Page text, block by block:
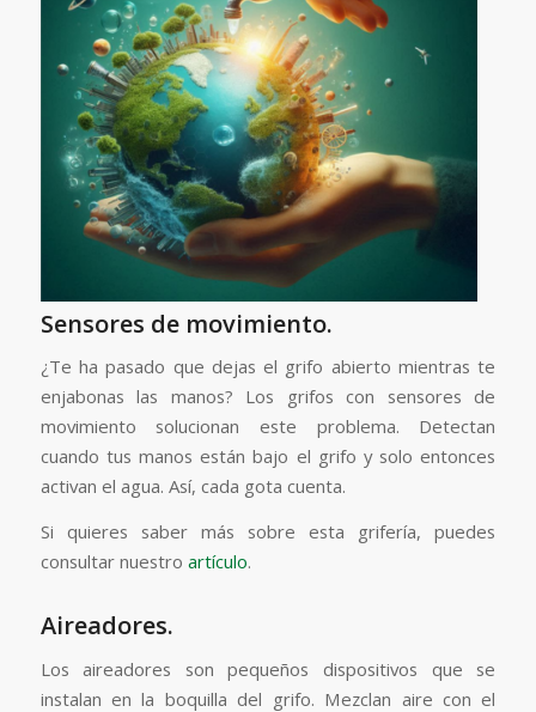
Sensores de movimiento.
¿Te ha pasado que dejas el grifo abierto mientras te
enjabonas las manos? Los grifos con sensores de
movimiento solucionan este problema. Detectan
cuando tus manos están bajo el grifo y solo entonces
activan el agua. Así, cada gota cuenta.
Si quieres saber más sobre esta grifería, puedes
consultar nuestro artículo.
Aireadores.
Los aireadores son pequeños dispositivos que se
instalan en la boquilla del grifo. Mezclan aire con el